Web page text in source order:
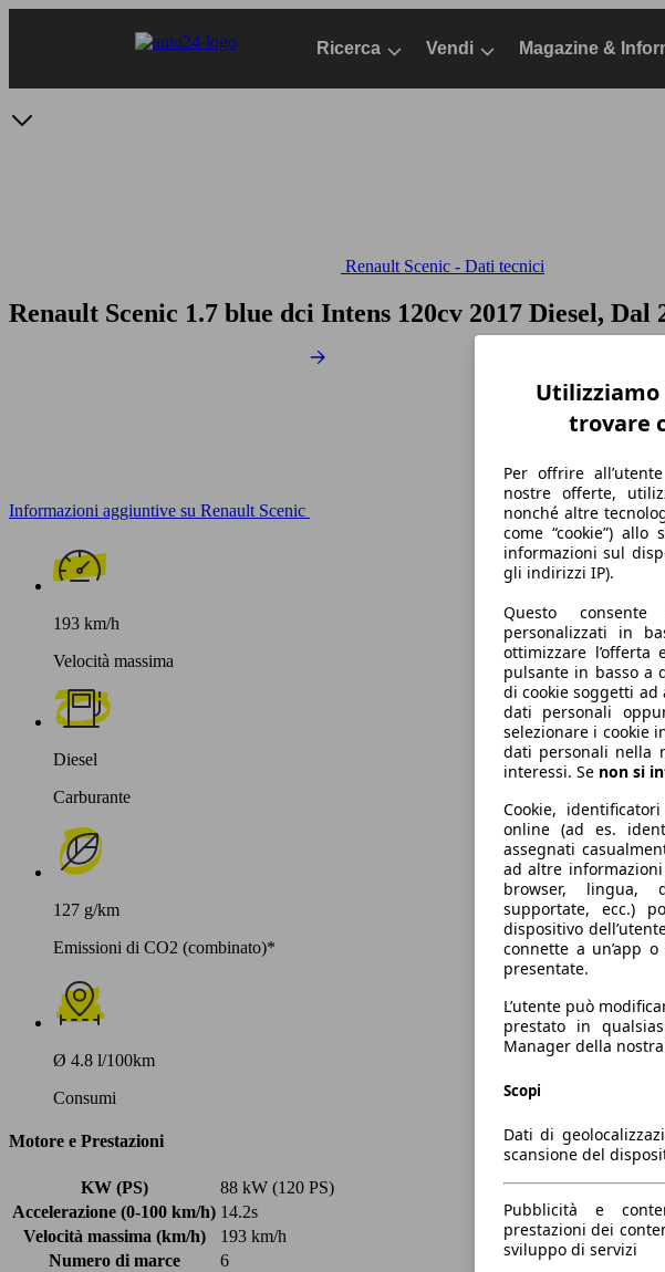
Ricerca Vendi Magazine &
Renault Scenic - Dati tecnici
Renault Scenic 1.7 blue dci Intens 120cv 2017 Diesel, Dal
Informazioni aggiuntive su Renault Scenic
193 km/h
Velocità massima
Diesel
Carburante
127 g/km
Emissioni di CO2 (combinato)*
Ø 4.8 l/100km
Consumi
Motore e Prestazioni
KW (PS)
88 kW (120 PS)
Accelerazione (0-100 km/h) 14.2s
Velocità massima (km/h)
193 km/h
Numero di marce
6
Utilizziamo
trovare
Per offrire
nostre offerte,
nonché altre
come “cookie”)
informazioni sul
gli indirizzi IP).
Questo
personalizzati in
ottimizzare
pulsante in basso a
di cookie soggetti
dati personali
selezionare i cookie
dati personali nella
interessi. Se non si
Cookie,
online (ad es.
assegnati
ad altre
browser, lingua,
supportate, ecc.)
dispositivo
connette a un’app
presentate.
L’utente può
prestato in
Manager della
Scopi
Dati di
scansione del
Pubblicità e
prestazioni dei
sviluppo di servizi